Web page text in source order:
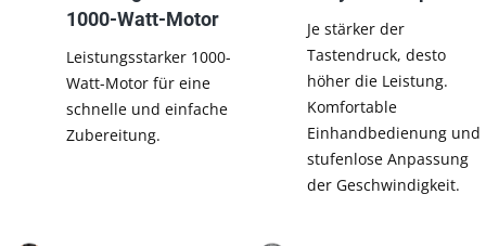
1000-Watt-Motor
Leistungsstarker 1000-
Watt-Motor für eine
schnelle und einfache
Zubereitung.
Je stärker der
Tastendruck, desto
höher die Leistung.
Komfortable
Einhandbedienung und
stufenlose Anpassung
der Geschwindigkeit.